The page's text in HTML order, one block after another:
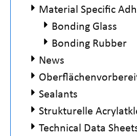
Material Specific
Bonding Glass
Bonding Rubber
News
Sealants
Strukturelle
Technical Data